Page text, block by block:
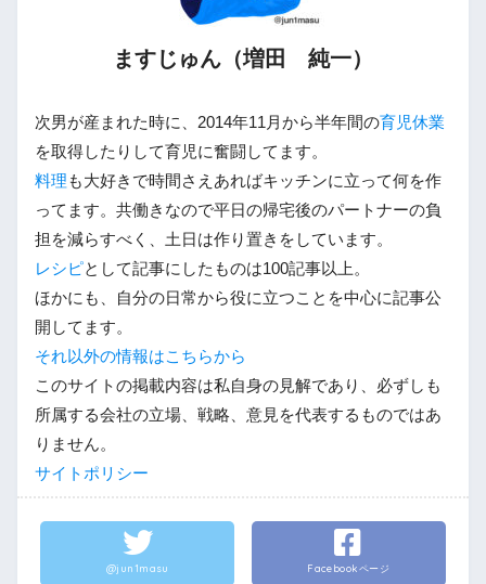
ますじゅん（増田 純一）
次男が産まれた時に、2014年11月から半年間の育児休業
を取得したりして育児に奮闘してます。
料理 も大好きで時間さえあればキッチンに立って何を作
ってます。共働きなので平日の帰宅後のパートナーの負
担を減らすべく、土日は作り置きをしています。
レシピとして記事にしたものは100記事以上。
ほかにも、自分の日常から役に立つことを中心に記事公
開してます。
それ以外の情報はこちらから
このサイトの掲載内容は私自身の見解であり、必ずしも
所属する会社の立場、戦略、意見を代表するものではあ
りません。
サイトポリシー
@jun1masu Facebookページ